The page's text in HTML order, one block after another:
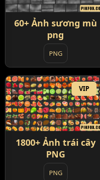
60+ Ảnh sương mù
png
PNG
VIP
1800+ Ảnh trái cây
PNG
PNG